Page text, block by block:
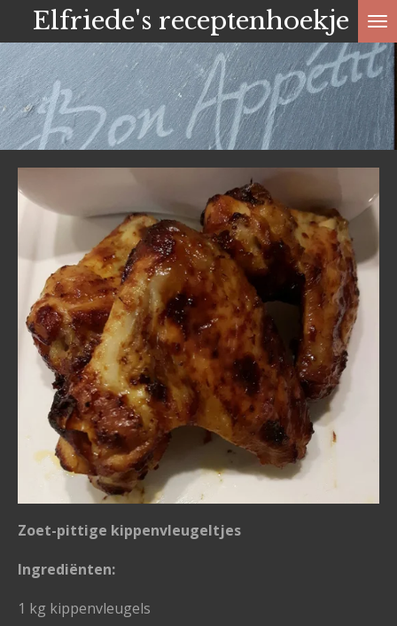
direct
naar
de
hoofdinhoud
Elfriede's receptenhoekje
Zoet-pittige kippenvleugeltjes
Ingrediënten:
1 kg kippenvleugels